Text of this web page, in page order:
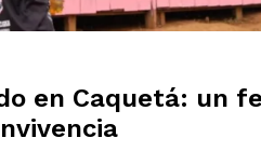
en Caquetá: un